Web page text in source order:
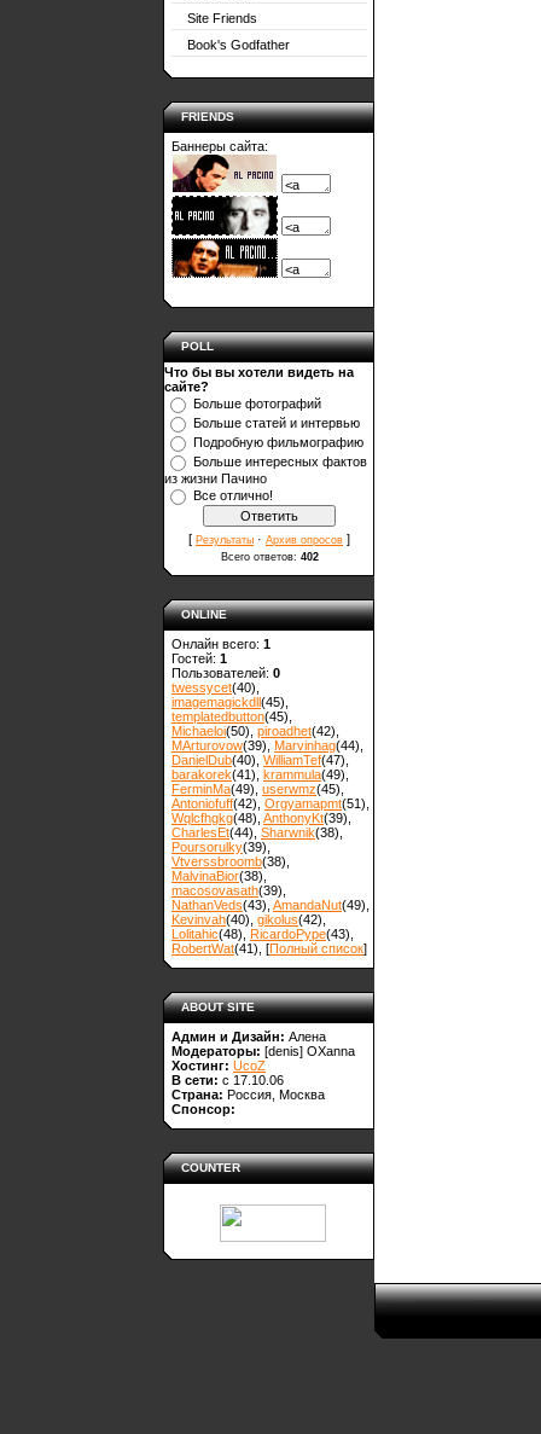
Site Friends
Book's Godfather
FRIENDS
Баннеры сайта:
POLL
Что бы вы хотели видеть на
сайте?
Больше фотографий
Больше статей и интервью
Подробную фильмографию
Больше интересных фактов
из жизни Пачино
Все отлично!
[ Результаты · Архив опросов ]
Всего ответов: 402
ONLINE
Онлайн всего: 1
Гостей: 1
Пользователей: 0
twessycet(40)
imagemagickdll(45)
templatedbutton(45)
Michaeloi(50) piroadhet(42)
MArturovow(39) Marvinhag(44)
DanielDub(40) WilliamTef(47)
barakorek(41) krammula(49)
FerminMa(49) userwmz(45)
Antoniofuff(42) Orgyamapmt(51)
Wqlcfhgkg(48) AnthonyKt(39)
CharlesEt(44) Sharwnik(38)
Poursorulky(39)
Vtverssbroomb(38)
MalvinaBior(38)
macosovasath(39)
NathanVeds(43) AmandaNut(49)
Kevinvah(40) gikolus(42)
Lolitahic(48) RicardoPype(43)
RobertWat(41) , [Полный список]
ABOUT SITE
Админ и Дизайн: Алена
Модераторы: [denis] OXanna
Хостинг: UcoZ
В сети: с 17.10.06
Страна: Россия, Москва
Спонсор:
COUNTER